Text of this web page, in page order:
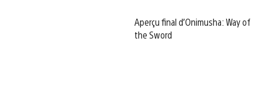
Aperçu final d’Onimusha: Way of
the Sword